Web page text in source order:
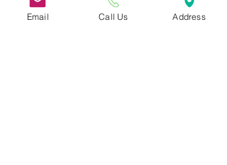
Email Call Us Address